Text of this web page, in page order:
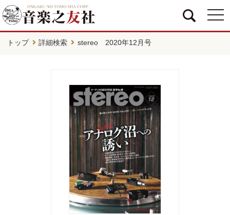
トップ 詳細検索 stereo 2020年12月号